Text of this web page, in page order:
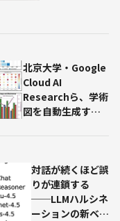
VLMの弱点克服
を目指す
北京大学・Google
Cloud AI
Researchら、学術
図を自動生成する
ンチも構築
対話が続くほど誤
りが連鎖する
──LLMハルシネ
ーションの新ベン